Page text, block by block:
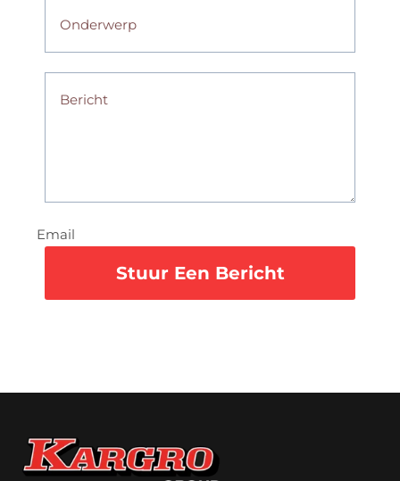
Email
Stuur Een Bericht